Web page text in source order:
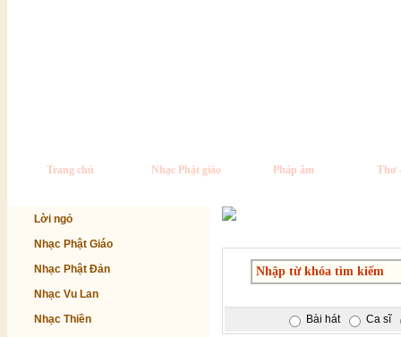
Trang chủ Nhạc Phật giáo Pháp âm Thơ
Lời ngỏ
Nhạc Phật Giáo
Nhạc Phật Đản
Nhạc Vu Lan
Nhạc Thiền
Bài hát Ca sĩ